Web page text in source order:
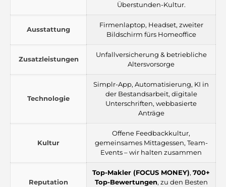
Überstunden-Kultur.
Ausstattung
Firmenlaptop, Headset, zweiter
Bildschirm fürs Homeoffice
Zusatzleistungen
Unfallversicherung & betriebliche
Altersvorsorge
Technologie
Simplr-App, Automatisierung, KI in
der Bestandsarbeit, digitale
Unterschriften, webbasierte
Anträge
Kultur
Offene Feedbackkultur,
gemeinsames Mittagessen, Team-
Events – wir halten zusammen
Reputation
Top-Makler (FOCUS MONEY), 700+
Top-Bewertungen, zu den Besten